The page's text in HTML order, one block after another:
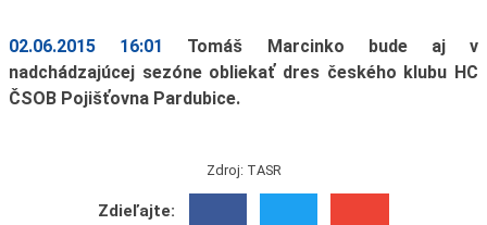
02.06.2015 16:01
Tomáš Marcinko bude aj v
nadchádzajúcej sezóne obliekať dres českého klubu HC
ČSOB Pojišťovna Pardubice.
Zdroj: TASR
Zdieľajte: